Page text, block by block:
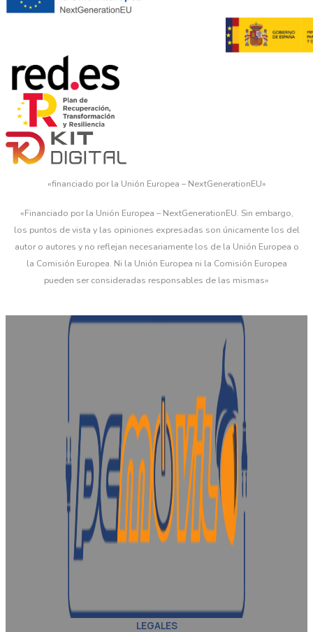
«financiado por la Unión Europea – NextGenerationEU»
«Financiado por la Unión Europea – NextGenerationEU. Sin embargo,
los puntos de vista y las opiniones expresadas son únicamente los del
autor o autores y no reflejan necesariamente los de la Unión Europea o
la Comisión Europea. Ni la Unión Europea ni la Comisión Europea
pueden ser consideradas responsables de las mismas»
LEGALES